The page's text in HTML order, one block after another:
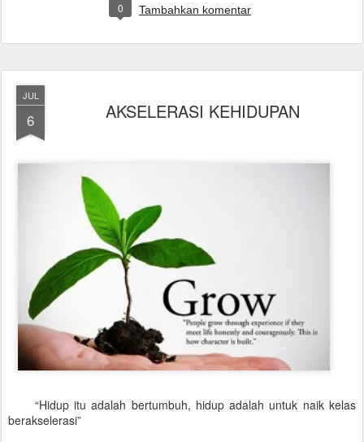
0 Tambahkan komentar
JUL
6 AKSELERASI KEHIDUPAN
“Hidup itu adalah bertumbuh, hidup adalah untuk naik kelas
berakselerasi”